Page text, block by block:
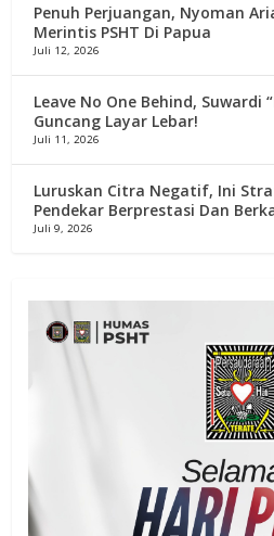
Penuh Perjuangan, Nyoman
Merintis PSHT Di Papua
Juli 12, 2026
Leave No One Behind, Suwardi
Guncang Layar Lebar!
Juli 11, 2026
Luruskan Citra Negatif, Ini
Pendekar Berprestasi Dan
Juli 9, 2026